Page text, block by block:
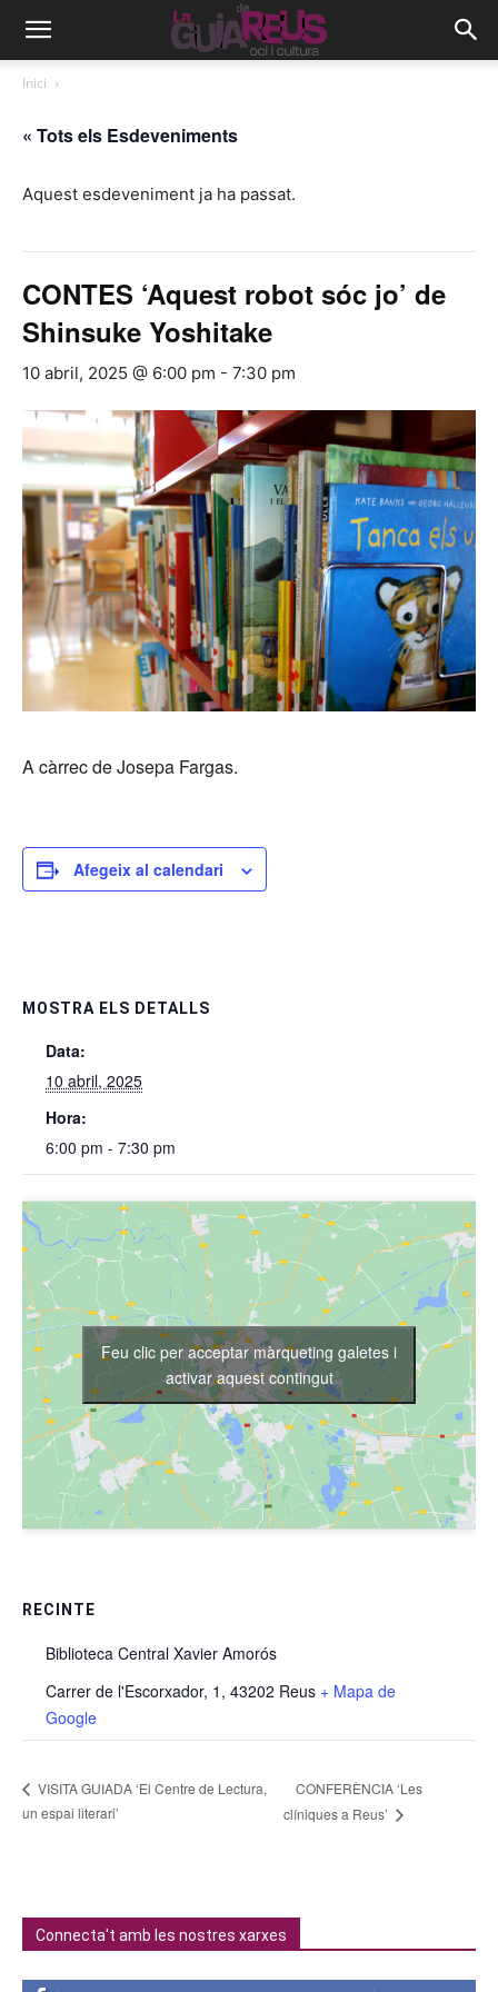
Inici
« Tots els Esdeveniments
Aquest esdeveniment ja ha passat.
CONTES ‘Aquest robot sóc jo’ de
Shinsuke Yoshitake
10 abril, 2025 @ 6:00 pm - 7:30 pm
A càrrec de Josepa Fargas.
Afegeix al calendari
MOSTRA ELS DETALLS
Data:
10 abril, 2025
Hora:
6:00 pm - 7:30 pm
RECINTE
Biblioteca Central Xavier Amorós
Carrer de l'Escorxador, 1, 43202 Reus + Mapa de
Google
Feu clic per acceptar màrqueting galetes i
activar aquest contingut
VISITA GUIADA ‘El Centre de Lectura,
un espai literari’
CONFERÈNCIA ‘Les
clíniques a Reus’
Connecta't amb les nostres xarxes